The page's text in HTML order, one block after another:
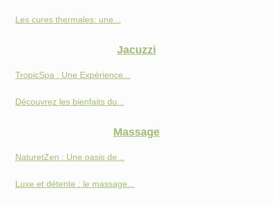
Les cures thermales: une...
Jacuzzi
TropicSpa : Une Expérience...
Découvrez les bienfaits du...
Massage
NaturetZen : Une oasis de...
Luxe et détente : le massage...